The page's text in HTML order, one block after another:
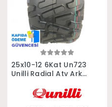
Sepete Ekle
25x10-12 6Kat Un723
Unilli Radial Atv Arka